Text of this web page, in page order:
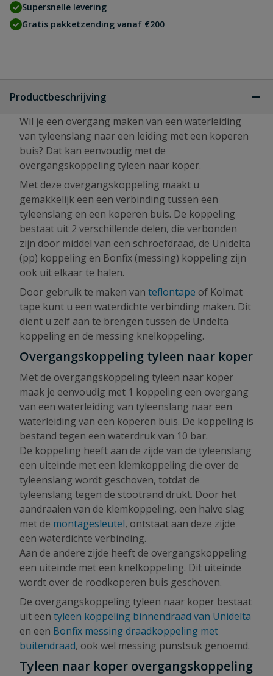
Supersnelle levering
Gratis pakketzending vanaf €200
Productbeschrijving
Wil je een overgang maken van een waterleiding
van tyleenslang naar een leiding met een koperen
buis? Dat kan eenvoudig met de
overgangskoppeling tyleen naar koper.
Met deze overgangskoppeling maakt u
gemakkelijk een een verbinding tussen een
tyleenslang en een koperen buis. De koppeling
bestaat uit 2 verschillende delen, die verbonden
zijn door middel van een schroefdraad, de Unidelta
(pp) koppeling en Bonfix (messing) koppeling zijn
ook uit elkaar te halen.
Door gebruik te maken van teflontape of Kolmat
tape kunt u een waterdichte verbinding maken. Dit
dient u zelf aan te brengen tussen de Undelta
koppeling en de messing knelkoppeling.
Overgangskoppeling tyleen naar koper
Met de overgangskoppeling tyleen naar koper
maak je eenvoudig met 1 koppeling een overgang
van een waterleiding van tyleenslang naar een
waterleiding van een koperen buis. De koppeling is
bestand tegen een waterdruk van 10 bar.
De koppeling heeft aan de zijde van de tyleenslang
een uiteinde met een klemkoppeling die over de
tyleenslang wordt geschoven, totdat de
tyleenslang tegen de stootrand drukt. Door het
aandraaien van de klemkoppeling, een halve slag
met de montagesleutel, ontstaat aan deze zijde
een waterdichte verbinding.
Aan de andere zijde heeft de overgangskoppeling
een uiteinde met een knelkoppeling. Dit uiteinde
wordt over de roodkoperen buis geschoven.
De overgangskoppeling tyleen naar koper bestaat
uit een tyleen koppeling binnendraad van Unidelta
en een Bonfix messing draadkoppeling met
buitendraad, ook wel messing punstsuk genoemd.
Tyleen naar koper overgangskoppeling